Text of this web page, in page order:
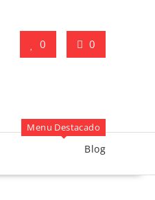
0 0
Menu Destacado
Blog